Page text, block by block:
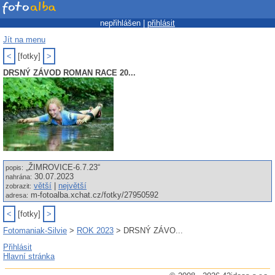
nepřihlášen | přihlásit
Jít na menu
<
[fotky]
>
DRSNÝ ZÁVOD ROMAN RACE 20...
popis: „ŽIMROVICE-6.7.23“
nahrána: 30.07.2023
zobrazit: větší největší
adresa: m-fotoalba.xchat.cz/fotky/27950592
< [fotky]
>
Fotomaniak-Silvie > ROK 2023 > DRSNÝ ZÁVO...
Přihlásit
Hlavní stránka